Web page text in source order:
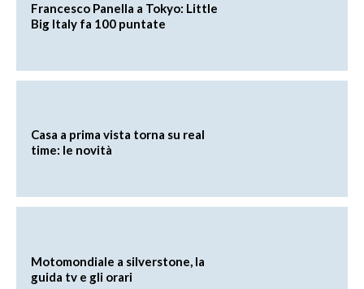
Francesco Panella a Tokyo: Little
Big Italy fa 100 puntate
Casa a prima vista torna su real
time: le novità
Motomondiale a silverstone, la
guida tv e gli orari